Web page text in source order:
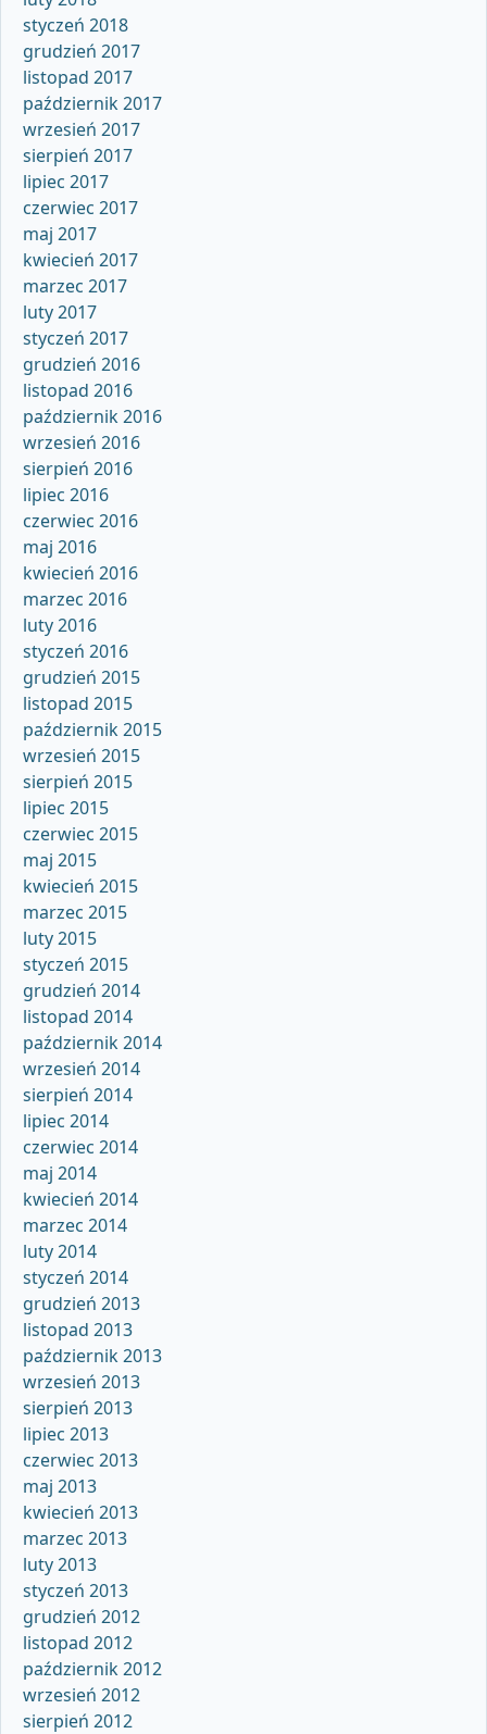
styczeń 2018
grudzień 2017
listopad 2017
październik 2017
wrzesień 2017
sierpień 2017
lipiec 2017
czerwiec 2017
maj 2017
kwiecień 2017
marzec 2017
luty 2017
styczeń 2017
grudzień 2016
listopad 2016
październik 2016
wrzesień 2016
sierpień 2016
lipiec 2016
czerwiec 2016
maj 2016
kwiecień 2016
marzec 2016
luty 2016
styczeń 2016
grudzień 2015
listopad 2015
październik 2015
wrzesień 2015
sierpień 2015
lipiec 2015
czerwiec 2015
maj 2015
kwiecień 2015
marzec 2015
luty 2015
styczeń 2015
grudzień 2014
listopad 2014
październik 2014
wrzesień 2014
sierpień 2014
lipiec 2014
czerwiec 2014
maj 2014
kwiecień 2014
marzec 2014
luty 2014
styczeń 2014
grudzień 2013
listopad 2013
październik 2013
wrzesień 2013
sierpień 2013
lipiec 2013
czerwiec 2013
maj 2013
kwiecień 2013
marzec 2013
luty 2013
styczeń 2013
grudzień 2012
listopad 2012
październik 2012
wrzesień 2012
sierpień 2012